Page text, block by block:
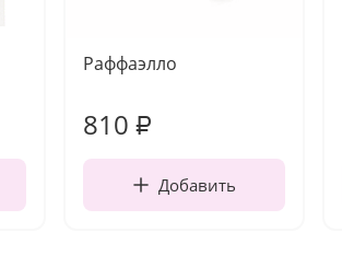
Раффаэлло
810 ₽
Добавить